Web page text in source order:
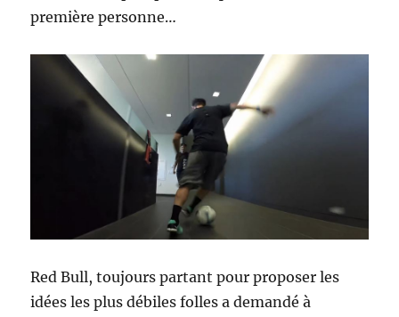
première personne…
Red Bull, toujours partant pour proposer les
idées les plus débiles folles a demandé à